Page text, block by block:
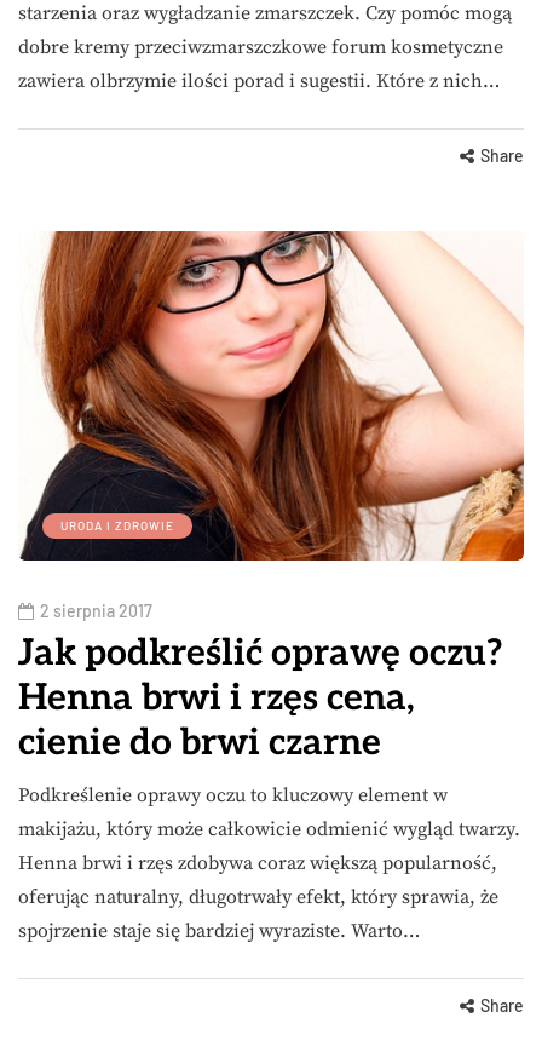
starzenia oraz wygładzanie zmarszczek. Czy pomóc mogą
dobre kremy przeciwzmarszczkowe forum kosmetyczne
zawiera olbrzymie ilości porad i sugestii. Które z nich…
Share
URODA I ZDROWIE
2 sierpnia 2017
Jak podkreślić oprawę oczu?
Henna brwi i rzęs cena,
cienie do brwi czarne
Podkreślenie oprawy oczu to kluczowy element w
makijażu, który może całkowicie odmienić wygląd twarzy.
Henna brwi i rzęs zdobywa coraz większą popularność,
oferując naturalny, długotrwały efekt, który sprawia, że
spojrzenie staje się bardziej wyraziste. Warto…
Share